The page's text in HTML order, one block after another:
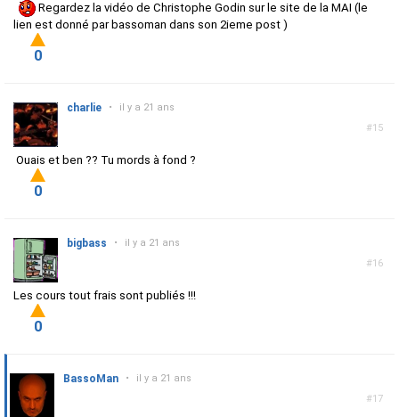
Regardez la vidéo de Christophe Godin sur le site de la MAI (le
lien est donné par bassoman dans son 2ieme post )
0
#15
charlie • il y a 21 ans
Ouais et ben ?? Tu mords à fond ?
0
#16
bigbass • il y a 21 ans
Les cours tout frais sont publiés !!!
0
#17
BassoMan • il y a 21 ans